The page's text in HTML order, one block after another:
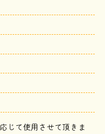
じて使用させて頂きま